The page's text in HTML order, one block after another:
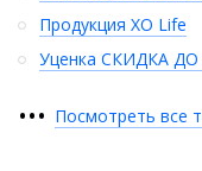
Продукция XO Life
Уценка СКИДКА ДО
••• Посмотреть все